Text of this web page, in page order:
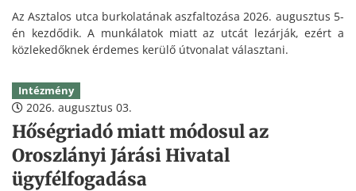
Az Asztalos utca burkolatának aszfaltozása 2026. augusztus 5-
én kezdődik. A munkálatok miatt az utcát lezárják, ezért a
közlekedőknek érdemes kerülő útvonalat választani.
Intézmény
2026. augusztus 03.
Hőségriadó miatt módosul az
Oroszlányi Járási Hivatal
ügyfélfogadása